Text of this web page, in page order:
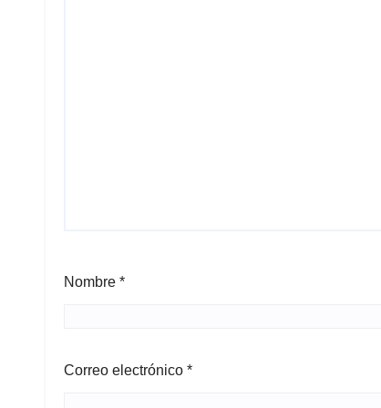
Nombre *
Correo electrónico *